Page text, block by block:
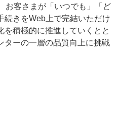
お客さまが「いつでも」「ど
続きをWeb上で完結いただけ
を積極的に推進していくとと
ターの一層の品質向上に挑戦